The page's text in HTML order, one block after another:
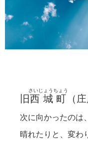
旧西城町
さいじょうちょう
（
次に向かったのは
晴れたりと、変わ